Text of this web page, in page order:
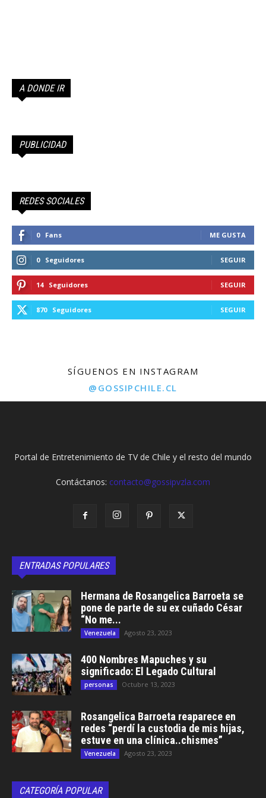
A DONDE IR
PUBLICIDAD
REDES SOCIALES
0 Fans ME GUSTA
0 Seguidores SEGUIR
14 Seguidores SEGUIR
870 Seguidores SEGUIR
SÍGUENOS EN INSTAGRAM
@GOSSIPCHILE.CL
Portal de Entretenimiento de TV de Chile y el resto del mundo
Contáctanos: contacto@gossipvzla.com
ENTRADAS POPULARES
Hermana de Rosangelica Barroeta se
pone de parte de su ex cuñado César
“No me...
Venezuela Agosto 23, 2023
400 Nombres Mapuches y su
significado: El Legado Cultural
personas Octubre 13, 2023
Rosangelica Barroeta reaparece en
redes “perdí la custodia de mis hijas,
estuve en una clínica..chismes”
Venezuela Agosto 23, 2023
CATEGORÍA POPULAR